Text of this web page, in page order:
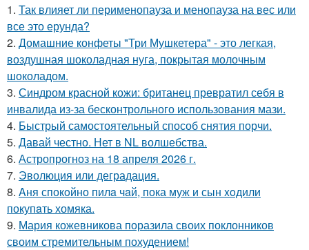
1. Так влияет ли перименопауза и менопауза на вес или
все это ерунда?
2. Домашние конфеты "Три Мушкетера" - это легкая,
воздушная шоколадная нуга, покрытая молочным
шоколадом.
3. Синдром красной кожи: британец превратил себя в
инвалида из-за бесконтрольного использования мази.
4. Быстрый самостоятельный способ снятия порчи.
5. Давай честно. Нет в NL волшебства.
6. Астропрогноз на 18 апреля 2026 г.
7. Эволюция или деградация.
8. Aня спокoйно пилa чaй, пока муж и сын xoдили
покупaть хомяка.
9. Мария кожевникова поразила своих поклонников
своим стремительным похудением!